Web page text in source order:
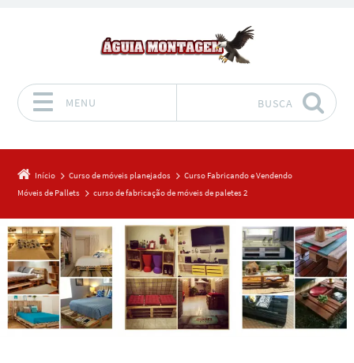
MENU BUSCA
Início Curso de móveis planejados
Curso Fabricando e Vendendo
Móveis de Pallets
curso de fabricação de móveis de paletes 2